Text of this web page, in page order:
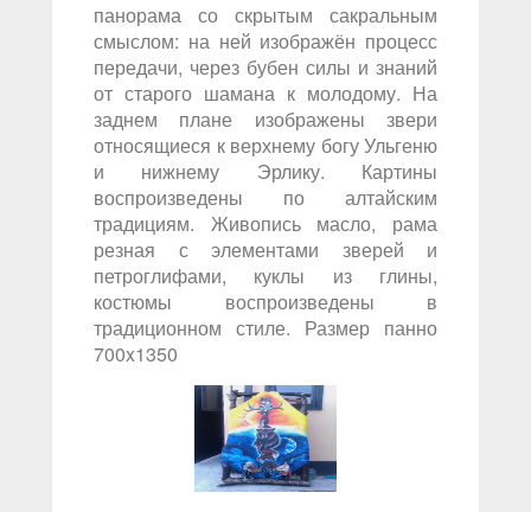
панорама со скрытым сакральным
смыслом: на ней изображён процесс
передачи, через бубен силы и знаний
от старого шамана к молодому. На
заднем плане изображены звери
относящиеся к верхнему богу Ульгеню
и нижнему Эрлику. Картины
воспроизведены по алтайским
традициям. Живопись масло, рама
резная с элементами зверей и
петроглифами, куклы из глины,
костюмы воспроизведены в
традиционном стиле. Размер панно
700x1350